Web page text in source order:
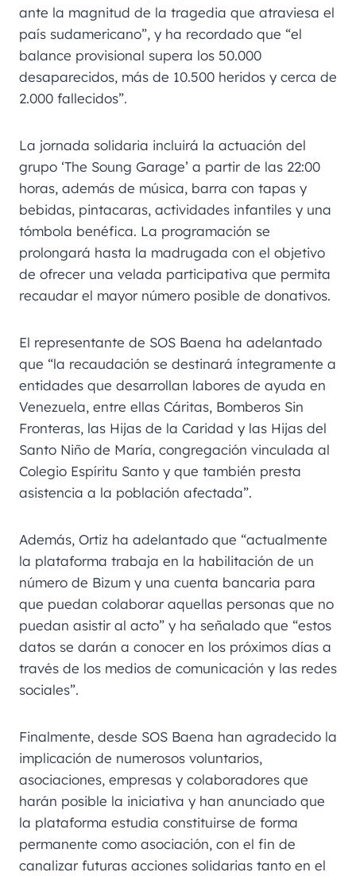
ante la magnitud de la tragedia que atraviesa el
país sudamericano”, y ha recordado que “el
balance provisional supera los 50.000
desaparecidos, más de 10.500 heridos y cerca de
2.000 fallecidos”.
La jornada solidaria incluirá la actuación del
grupo ‘The Soung Garage’ a partir de las 22:00
horas, además de música, barra con tapas y
bebidas, pintacaras, actividades infantiles y una
tómbola benéfica. La programación se
prolongará hasta la madrugada con el objetivo
de ofrecer una velada participativa que permita
recaudar el mayor número posible de donativos.
El representante de SOS Baena ha adelantado
que “la recaudación se destinará íntegramente a
entidades que desarrollan labores de ayuda en
Venezuela, entre ellas Cáritas, Bomberos Sin
Fronteras, las Hijas de la Caridad y las Hijas del
Santo Niño de María, congregación vinculada al
Colegio Espíritu Santo y que también presta
asistencia a la población afectada”.
Además, Ortiz ha adelantado que “actualmente
la plataforma trabaja en la habilitación de un
número de Bizum y una cuenta bancaria para
que puedan colaborar aquellas personas que no
puedan asistir al acto” y ha señalado que “estos
datos se darán a conocer en los próximos días a
través de los medios de comunicación y las redes
sociales”.
Finalmente, desde SOS Baena han agradecido la
implicación de numerosos voluntarios,
asociaciones, empresas y colaboradores que
harán posible la iniciativa y han anunciado que
la plataforma estudia constituirse de forma
permanente como asociación, con el fin de
canalizar futuras acciones solidarias tanto en el